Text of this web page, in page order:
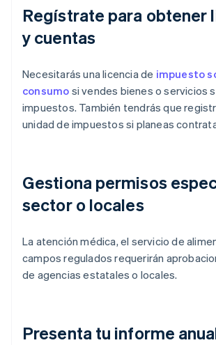
Regístrate para obtener
y cuentas
Necesitarás una licencia de impuesto
consumo si vendes bienes o servicios
impuestos. También tendrás que
unidad de impuestos si planeas
Gestiona permisos
sector o locales
La atención médica, el servicio de
campos regulados requerirán
de agencias estatales o locales.
Presenta tu informe